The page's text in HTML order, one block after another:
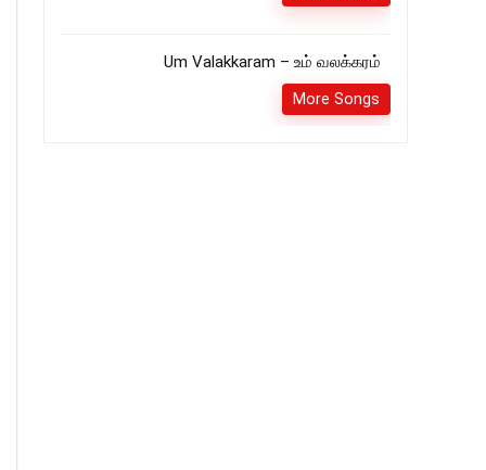
Um Valakkaram – உம் வலக்கரம்
More Songs